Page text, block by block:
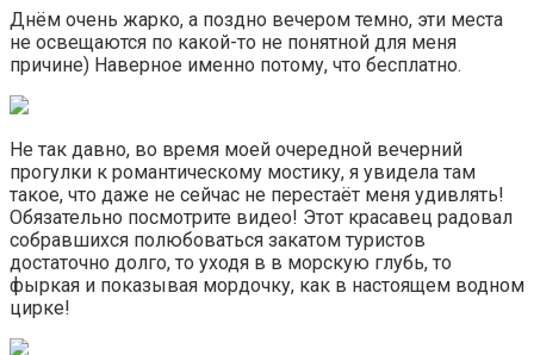
Днём очень жарко, а поздно вечером темно, эти места
не освещаются по какой-то не понятной для меня
причине) Наверное именно потому, что бесплатно.
Не так давно, во время моей очередной вечерний
прогулки к романтическому мостику, я увидела там
такое, что даже не сейчас не перестаёт меня удивлять!
Обязательно посмотрите видео! Этот красавец радовал
собравшихся полюбоваться закатом туристов
достаточно долго, то уходя в в морскую глубь, то
фыркая и показывая мордочку, как в настоящем водном
цирке!